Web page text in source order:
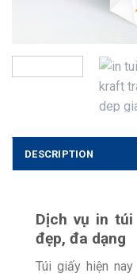
DESCRIPTION
Dịch vụ in
đẹp, đa dạng
Túi giấy hiện